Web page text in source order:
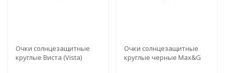
Очки солнцезащитные
круглые Виста (Vista)
Очки солнцезащитные
круглые черные Max&G